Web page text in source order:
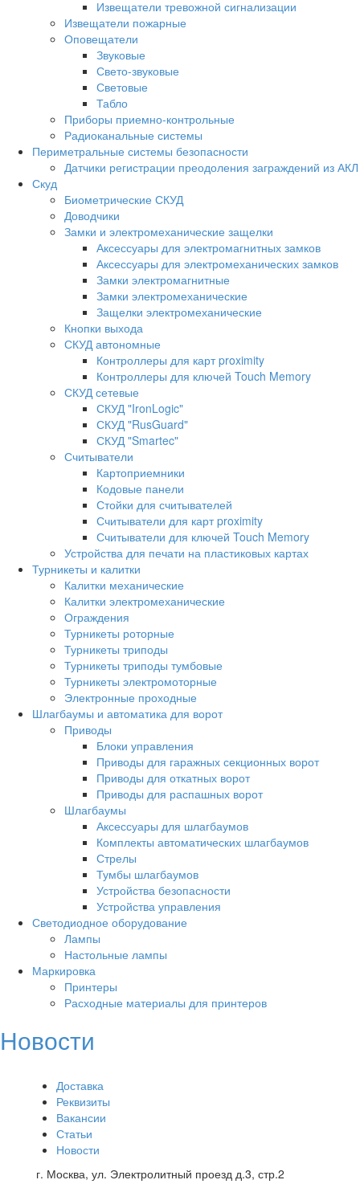
Извещатели тревожной сигнализации
Извещатели пожарные
Оповещатели
Звуковые
Свето-звуковые
Световые
Табло
Приборы приемно-контрольные
Радиоканальные системы
Периметральные системы безопасности
Датчики регистрации преодоления заграждений из АКЛ
Скуд
Биометрические СКУД
Доводчики
Замки и электромеханические защелки
Аксессуары для электромагнитных замков
Аксессуары для электромеханических замков
Замки электромагнитные
Замки электромеханические
Защелки электромеханические
Кнопки выхода
СКУД автономные
Контроллеры для карт proximity
Контроллеры для ключей Touch Memory
СКУД сетевые
СКУД "IronLogic"
СКУД "RusGuard"
СКУД "Smartec"
Считыватели
Картоприемники
Кодовые панели
Стойки для считывателей
Считыватели для карт proximity
Считыватели для ключей Touch Memory
Устройства для печати на пластиковых картах
Турникеты и калитки
Калитки механические
Калитки электромеханические
Ограждения
Турникеты роторные
Турникеты триподы
Турникеты триподы тумбовые
Турникеты электромоторные
Электронные проходные
Шлагбаумы и автоматика для ворот
Приводы
Блоки управления
Приводы для гаражных секционных ворот
Приводы для откатных ворот
Приводы для распашных ворот
Шлагбаумы
Аксессуары для шлагбаумов
Комплекты автоматических шлагбаумов
Стрелы
Тумбы шлагбаумов
Устройства безопасности
Устройства управления
Светодиодное оборудование
Лампы
Настольные лампы
Маркировка
Принтеры
Расходные материалы для принтеров
Новости
Доставка
Реквизиты
Вакансии
Статьи
Новости
г. Москва, ул. Электролитный проезд д.3, стр.2